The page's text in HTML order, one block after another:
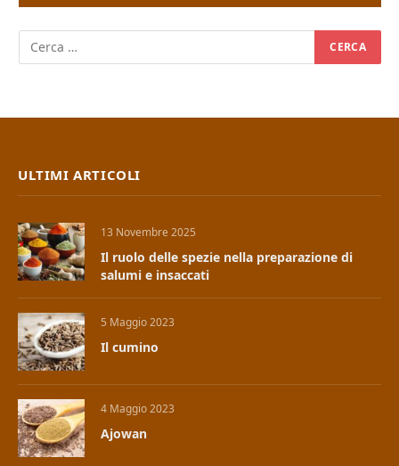
ULTIMI ARTICOLI
13 Novembre 2025
Il ruolo delle spezie nella preparazione di
salumi e insaccati
5 Maggio 2023
Il cumino
4 Maggio 2023
Ajowan